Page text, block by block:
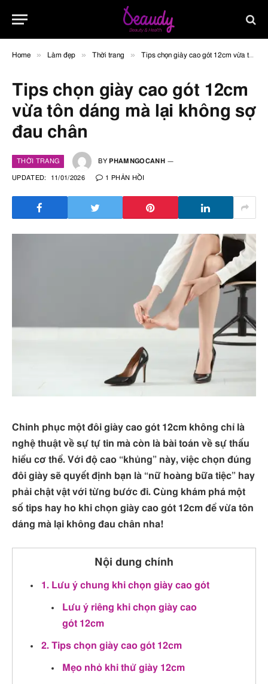
Home » Làm đẹp » Thời trang » Tips chọn giày cao gót 12cm vừa tôn dáng mà lại không sợ đau chân
Tips chọn giày cao gót 12cm
vừa tôn dáng mà lại không sợ
đau chân
THỜI TRANG BY PHAMNGOCANH
UPDATED: 11/01/2026 1 PHẢN HỒI
Chinh phục một đôi giày cao gót 12cm không chỉ là
nghệ thuật về sự tự tin mà còn là bài toán về sự thấu
hiểu cơ thể. Với độ cao “khủng” này, việc chọn đúng
đôi giày sẽ quyết định bạn là “nữ hoàng bữa tiệc” hay
phải chật vật với từng bước đi. Cùng khám phá một
số tips hay ho khi chọn giày cao gót 12cm để vừa tôn
dáng mà lại không đau chân nha!
Nội dung chính
1. Lưu ý chung khi chọn giày cao gót
Lưu ý riêng khi chọn giày cao
gót 12cm
2. Tips chọn giày cao gót 12cm
Mẹo nhỏ khi thử giày 12cm